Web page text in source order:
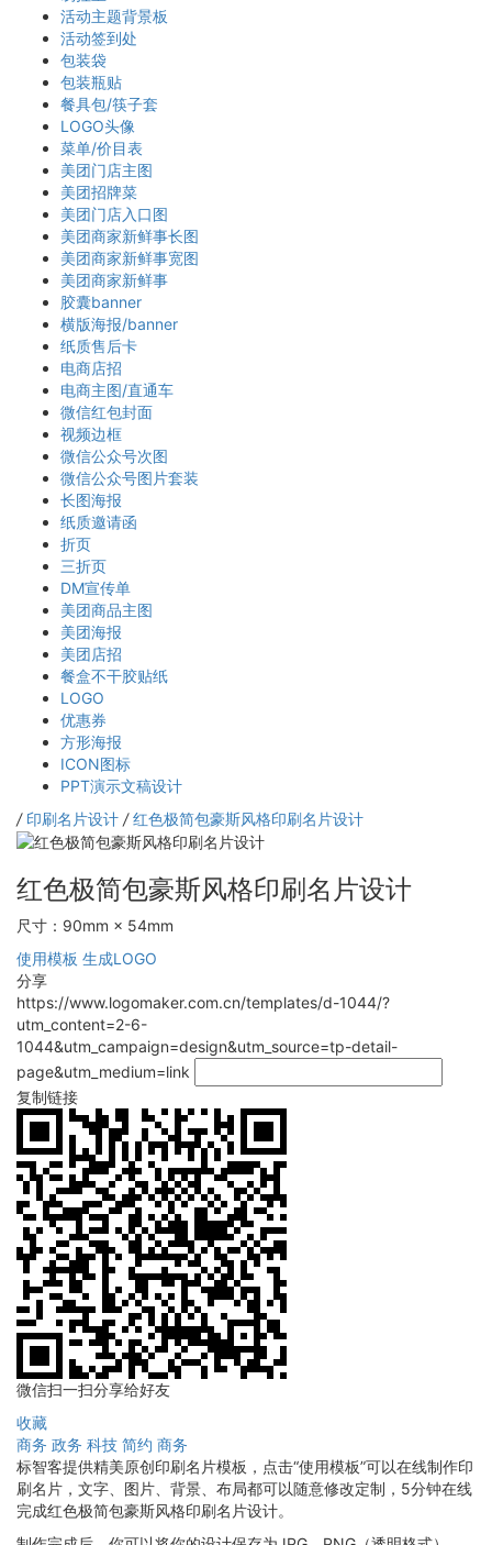
活动主题背景板
活动签到处
包装袋
包装瓶贴
餐具包/筷子套
LOGO头像
菜单/价目表
美团门店主图
美团招牌菜
美团门店入口图
美团商家新鲜事长图
美团商家新鲜事宽图
美团商家新鲜事
胶囊banner
横版海报/banner
纸质售后卡
电商店招
电商主图/直通车
微信红包封面
视频边框
微信公众号次图
微信公众号图片套装
长图海报
纸质邀请函
折页
三折页
DM宣传单
美团商品主图
美团海报
美团店招
餐盒不干胶贴纸
LOGO
优惠券
方形海报
ICON图标
PPT演示文稿设计
/ 印刷名片设计 / 红色极简包豪斯风格印刷名片设计
红色极简包豪斯风格印刷名片设计
尺寸：90mm × 54mm
使用模板 生成LOGO
分享
https://www.logomaker.com.cn/templates/d-1044/?
utm_content=2-6-
1044&utm_campaign=design&utm_source=tp-detail-
page&utm_medium=link
复制链接
微信扫一扫分享给好友
收藏
商务 政务 科技 简约 商务
标智客提供精美原创印刷名片模板，点击“使用模板”可以在线制作印
刷名片，文字、图片、背景、布局都可以随意修改定制，5分钟在线
完成红色极简包豪斯风格印刷名片设计。